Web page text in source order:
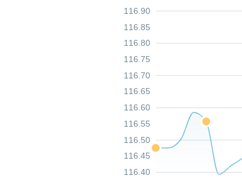
116.40
116.45
116.50
116.55
116.60
116.65
116.70
116.75
116.80
116.85
116.90